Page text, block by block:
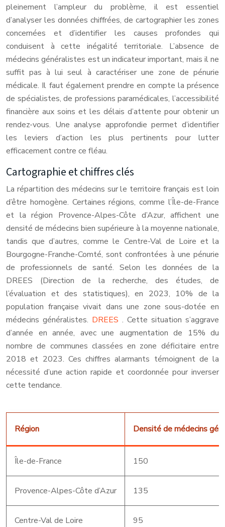
pleinement l’ampleur du problème, il est essentiel
d’analyser les données chiffrées, de cartographier les zones
concernées et d’identifier les causes profondes qui
conduisent à cette inégalité territoriale. L’absence de
médecins généralistes est un indicateur important, mais il ne
suffit pas à lui seul à caractériser une zone de pénurie
médicale. Il faut également prendre en compte la présence
de spécialistes, de professions paramédicales, l’accessibilité
financière aux soins et les délais d’attente pour obtenir un
rendez-vous. Une analyse approfondie permet d’identifier
les leviers d’action les plus pertinents pour lutter
efficacement contre ce fléau.
Cartographie et chiffres clés
La répartition des médecins sur le territoire français est loin
d’être homogène. Certaines régions, comme l’Île-de-France
et la région Provence-Alpes-Côte d’Azur, affichent une
densité de médecins bien supérieure à la moyenne nationale,
tandis que d’autres, comme le Centre-Val de Loire et la
Bourgogne-Franche-Comté, sont confrontées à une pénurie
de professionnels de santé. Selon les données de la
DREES (Direction de la recherche, des études, de
l’évaluation et des statistiques), en 2023, 10% de la
population française vivait dans une zone sous-dotée en
médecins généralistes. DREES . Cette situation s’aggrave
d’année en année, avec une augmentation de 15% du
nombre de communes classées en zone déficitaire entre
2018 et 2023. Ces chiffres alarmants témoignent de la
nécessité d’une action rapide et coordonnée pour inverser
cette tendance.
Région Densité de médecins
Île-de-France 150
Provence-Alpes-Côte d’Azur 135
Centre-Val de Loire 95